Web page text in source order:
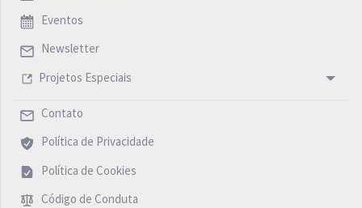
Eventos
Newsletter
Projetos Especiais
Contato
Política de Privacidade
Política de Cookies
Código de Conduta